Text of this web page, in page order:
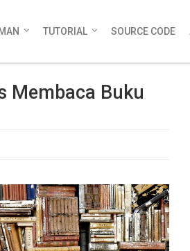
TUTORIAL SOURCE CODE
Membaca Buku